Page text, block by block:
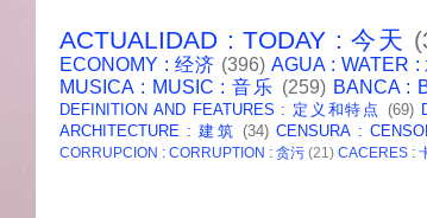
ACTUALIDAD : TODAY : 今天
ECONOMY : 经济 (396) AGUA : WATER :
MUSICA : MUSIC : 音乐 (259) BANCA :
DEFINITION AND FEATURES : 定义和特点 (69)
ARCHITECTURE : 建筑 (34) CENSURA :
CORRUPCION : CORRUPTION : 贪污 (21) CACERES :